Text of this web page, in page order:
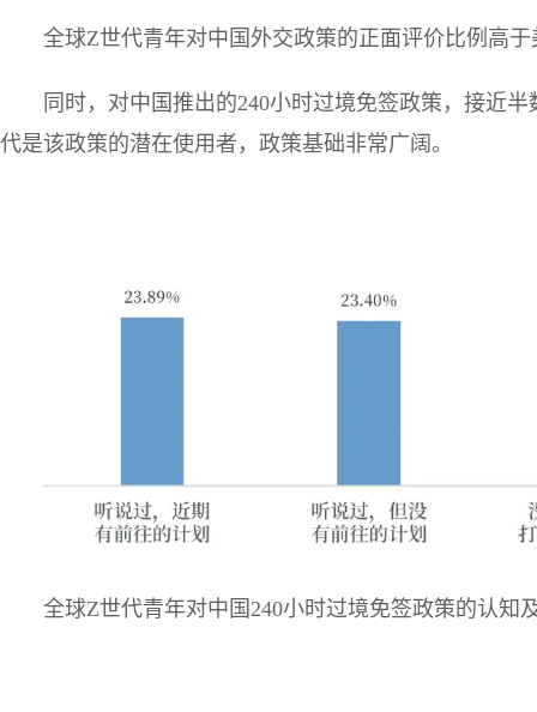
全球Z世代青年对中国外交政策的正面评价比例高于
同时，对中国推出的240小时过境免签政策，接近
代是该政策的潜在使用者，政策基础非常广阔。
全球Z世代青年对中国240小时过境免签政策的认知